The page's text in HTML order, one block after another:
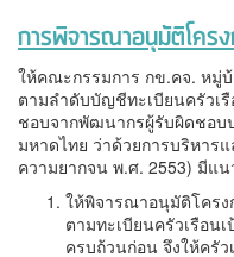
การพิจารณาอนุมัติโครง
ให้คณะกรรมการ กข.คจ. หมู่
ตามลำดับบัญชีทะเบียนครัวเ
ชอบจากพัฒนากรผู้รับผิดชอบ
มหาดไทย ว่าด้วยการบริหาร
ความยากจน พ.ศ. 2553) มีแ
ให้พิจารณาอนุมัติโครง
ตามทะเบียนครัวเรือน
ครบถ้วนก่อน จึงให้ครั